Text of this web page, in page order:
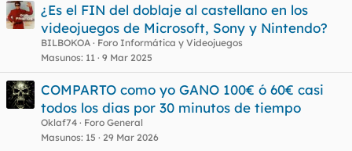
¿Es el FIN del doblaje al castellano en los
videojuegos de Microsoft, Sony y Nintendo?
BILBOKOA
Foro Informática y Videojuegos
Masunos 11 9 Mar 2025
COMPARTO como yo GANO 100€ ó 60€ casi
todos los dias por 30 minutos de tiempo
Oklaf74
Foro General
Masunos 15 29 Mar 2026